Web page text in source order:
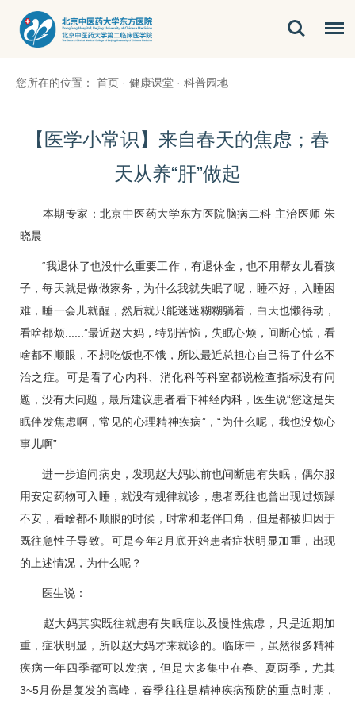
您所在的位置： 首页 · 健康课堂 · 科普园地
【医学小常识】来自春天的焦虑；春
天从养“肝”做起
本期专家：北京中医药大学东方医院 脑病二科 主治医师朱
晓晨
“我退休了也没什么重要工作，有退休金，也不用帮女儿看孩
子，每天就是做做家务，为什么我就失眠了呢，睡不好，入睡困
难，睡一会儿就醒，然后就只能迷迷糊糊躺着，白天也懒得动，
看啥都烦......”最近赵大妈，特别苦恼，失眠心烦，间断心慌，看
啥都不顺眼，不想吃饭也不饿，所以最近总担心自己得了什么不
治之症。可是看了心内科、消化科等科室都说检查指标没有问
题，没有大问题，最后建议患者看下神经内科，医生说“您这是失
眠伴发焦虑啊，常见的心理精神疾病”，“为什么呢，我也没烦心
事儿啊”——
进一步追问病史，发现赵大妈以前也间断患有失眠，偶尔服
用安定药物可入睡，就没有规律就诊，患者既往也曾出现过烦躁
不安，看啥都不顺眼的时候，时常和老伴口角，但是都被归因于
既往急性子导致。可是今年2月底开始患者症状明显加重，出现
的上述情况，为什么呢？
医生说：
赵大妈其实既往就患有失眠症 以及慢性焦虑，只是近期加
重，症状明显，所以赵大妈才来就诊的。临床中，虽然很多精神
疾病一年四季都可以发病，但是大多集中在春、夏两季，尤其
3~5月份是复发的高峰，春季往往是精神疾病预防的重点时期，